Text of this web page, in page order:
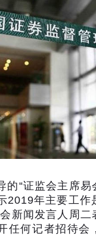
的“证监会主席易
2019年主要工作
会新闻发言人周
任何记者招待会